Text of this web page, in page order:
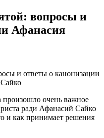
вопросы и
Афанасия
произошло очень важное
ради Афанасий Сайко
и как принимает решения